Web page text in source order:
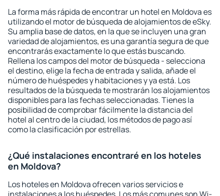
La forma más rápida de encontrar un hotel en Moldova es
utilizando el motor de búsqueda de alojamientos de eSky.
Su amplia base de datos, en la que se incluyen una gran
variedad de alojamientos, es una garantía segura de que
encontrarás exactamente lo que estás buscando.
Rellena los campos del motor de búsqueda - selecciona
el destino, elige la fecha de entrada y salida, añade el
número de huéspedes y habitaciones y ya está. Los
resultados de la búsqueda te mostrarán los alojamientos
disponibles para las fechas seleccionadas. Tienes la
posibilidad de comprobar fácilmente la distancia del
hotel al centro de la ciudad, los métodos de pago así
como la clasificación por estrellas.
¿Qué instalaciones encontraré en los hoteles
en Moldova?
Los hoteles en Moldova ofrecen varios servicios e